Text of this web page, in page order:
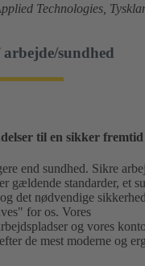
Technologies,
arbejde/sundhed
til en sikker fremtid
end sundhed. Sikre
gældende standarder, et
det nødvendige
for os. Vores
og vores
de mest moderne og